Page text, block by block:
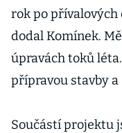
rok po přívalových
dodal Komínek.
úpravách toků
přípravou stavby
Součástí projektu